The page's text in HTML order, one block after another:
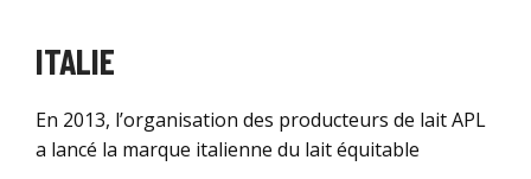
ITALIE
En 2013, l’organisation des producteurs de lait APL
a lancé la marque italienne du lait équitable